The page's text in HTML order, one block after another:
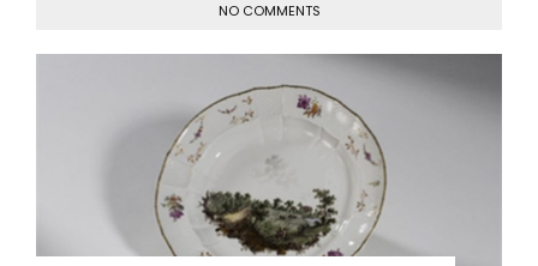
NO COMMENTS